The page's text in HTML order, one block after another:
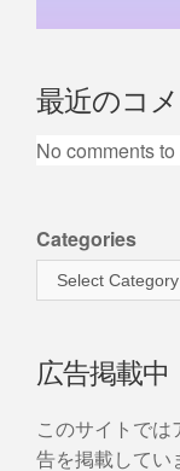
最近のコ
No comments to
Categories
広告掲載中
このサイトで
告を掲載してい